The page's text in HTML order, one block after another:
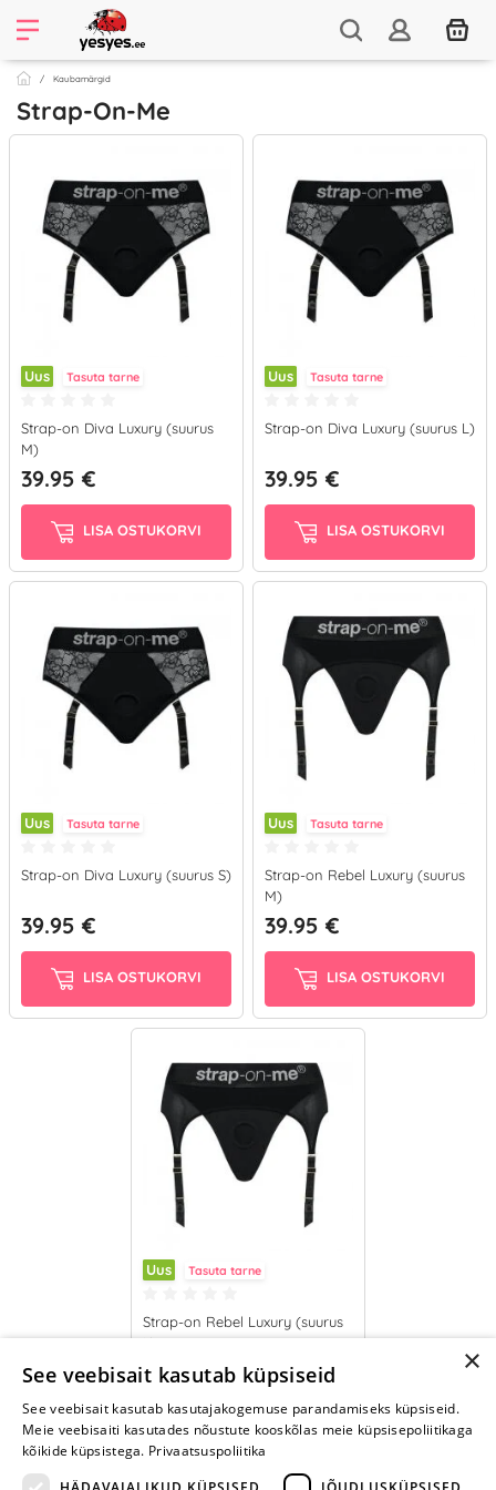
Kaubamärgid
Strap-On-Me
Uus Tasuta tarne
Strap-on Diva Luxury (suurus
M)
39.95 €
LISA OSTUKORVI
Uus Tasuta tarne
Strap-on Diva Luxury (suurus L)
39.95 €
LISA OSTUKORVI
Uus Tasuta tarne
Strap-on Diva Luxury (suurus S)
39.95 €
LISA OSTUKORVI
Uus Tasuta tarne
Strap-on Rebel Luxury (suurus
M)
39.95 €
LISA OSTUKORVI
Uus Tasuta tarne
Strap-on Rebel Luxury (suurus
L)
39.95 €
LISA OSTUKORVI
×
See veebisait kasutab küpsiseid
See veebisait kasutab kasutajakogemuse parandamiseks küpsiseid.
Meie veebisaiti kasutades nõustute kooskõlas meie küpsisepoliitikaga
kõikide küpsistega. Privaatsuspoliitika